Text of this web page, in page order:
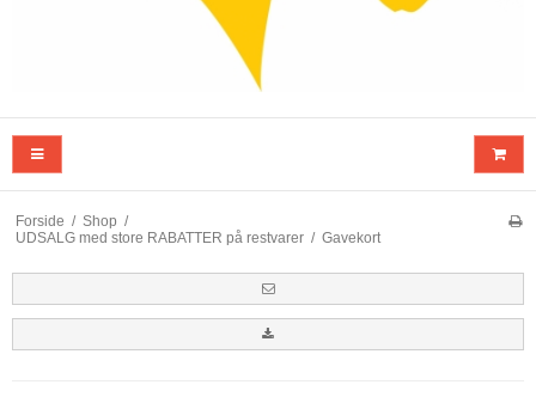
Forside / Shop /
UDSALG med store RABATTER på restvarer / Gavekort